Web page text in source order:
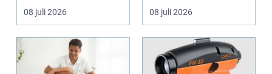
08 juli 2026
virksomheten. Samt...
08 juli 2026